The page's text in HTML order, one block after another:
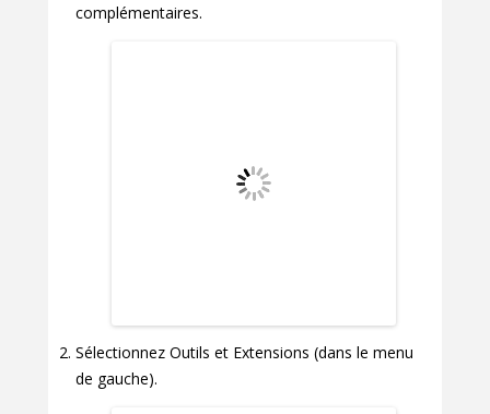
complémentaires.
Sélectionnez Outils et Extensions (dans le menu
de gauche).